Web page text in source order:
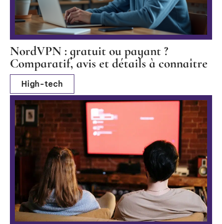
NordVPN : gratuit ou payant ?
Comparatif, avis et détails à connaître
High-tech